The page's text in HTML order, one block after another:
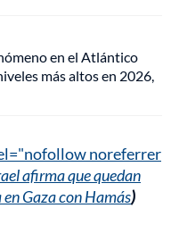
en el Atlántico
más altos en 2026,
noreferrer
afirma que quedan
Gaza con Hamás)